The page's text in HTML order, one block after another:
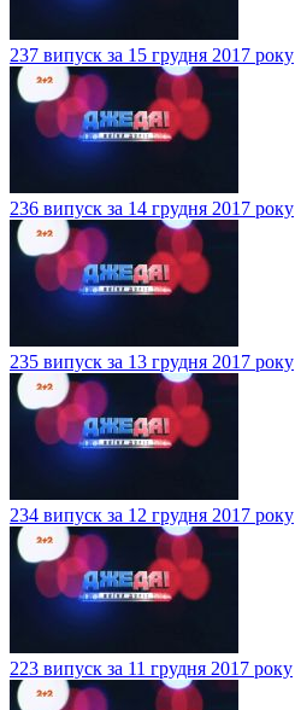
237 випуск за 15 грудня 2017 року
236 випуск за 14 грудня 2017 року
235 випуск за 13 грудня 2017 року
234 випуск за 12 грудня 2017 року
223 випуск за 11 грудня 2017 року